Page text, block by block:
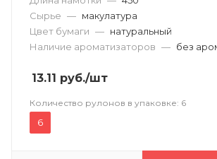
Сырье — макулатура
Цвет бумаги — натуральный
Наличие ароматизаторов — без
13.11 руб./шт
Количество рулонов в упаковке: 6
6